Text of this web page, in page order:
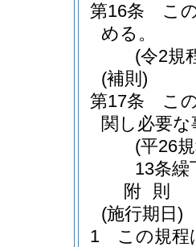
第16条
こ
める。
(令2規
(補則)
第17条
こ
関し必要
(平26
13条繰
附 則
(施行期日)
1
この規程